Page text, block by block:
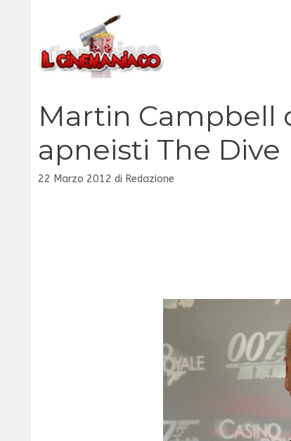
contenuto
Martin Campbell
apneisti The Dive
22 Marzo 2012 di Redazione